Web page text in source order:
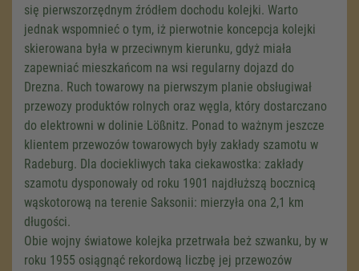
się pierwszorzędnym źródłem dochodu kolejki. Warto
jednak wspomnieć o tym, iż pierwotnie koncepcja kolejki
skierowana była w przeciwnym kierunku, gdyż miała
zapewniać mieszkańcom na wsi regularny dojazd do
Drezna. Ruch towarowy na pierwszym planie obsługiwał
przewozy produktów rolnych oraz węgla, który dostarczano
do elektrowni w dolinie Lößnitz. Ponad to ważnym jeszcze
klientem przewozów towarowych były zakłady szamotu w
Radeburg. Dla dociekliwych taka ciekawostka: zakłady
szamotu dysponowały od roku 1901 najdłuższą bocznicą
wąskotorową na terenie Saksonii: mierzyła ona 2,1 km
długości.
Obie wojny światowe kolejka przetrwała beż szwanku, by w
roku 1955 osiągnąć rekordową liczbę jej przewozów